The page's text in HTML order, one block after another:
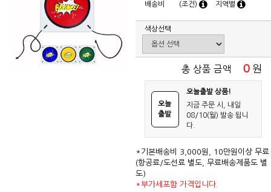
배송비 (조건) 지역별
색상선택
총 상품 금액 0 원
오늘
출발
오늘출발 상품!
지금 주문 시, 내일
08/10(월) 발송 됩니
다.
*기본배송비 3,000원, 10만원이상 무료
(항공료/도선료 별도, 무료배송제품도 별
도)
*부가세포함 가격입니다.